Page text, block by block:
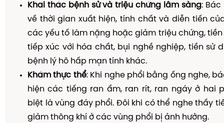
Khai thác bệnh sử và triệu chứng lâm sàng: Bác
về thời gian xuất hiện, tính chất và diễn tiến
các yếu tố làm nặng hoặc giảm triệu chứng, tiền
tiếp xúc với hóa chất, bụi nghề nghiệp, tiền sử
bệnh lý hô hấp mạn tính khác.
Khám thực thể: Khi nghe phổi bằng ống nghe,
hiện các tiếng ran ẩm, ran rít, ran ngáy ở hai
biệt là vùng đáy phổi. Đôi khi có thể nghe thấy
giảm thông khí ở các vùng phổi bị ảnh hưởng.